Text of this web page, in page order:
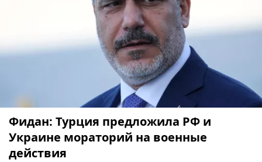
Фидан: Турция предложила РФ и
Украине мораторий на военные
действия